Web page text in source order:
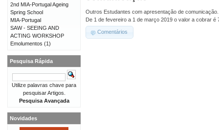
Outros Estudantes com apresentação de comunicação.
De 1 de fevereiro a 1 de março 2019 o valor a cobrar é
Comentários
2nd MIA-Portugal Ageing
Spring School
MIA-Portugal
SAW - SEEING AND
ACTING WORKSHOP
Emolumentos (1)
Pesquisa Rápida
Utilize palavras chave para
pesquisar Artigos.
Pesquisa Avançada
Novidades